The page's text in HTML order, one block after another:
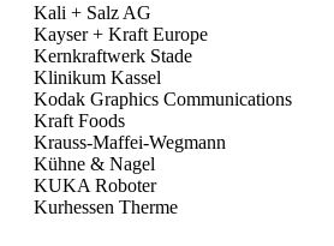
Kali + Salz AG
Kayser + Kraft Europe
Kernkraftwerk Stade
Klinikum Kassel
Kodak Graphics Communications
Kraft Foods
Krauss-Maffei-Wegmann
Kühne & Nagel
KUKA Roboter
Kurhessen Therme